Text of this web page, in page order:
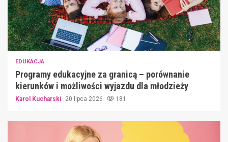
EDUKACJA
Programy edukacyjne za granicą – porównanie
kierunków i możliwości wyjazdu dla młodzieży
Karol Kucharski 20 lipca 2026 181